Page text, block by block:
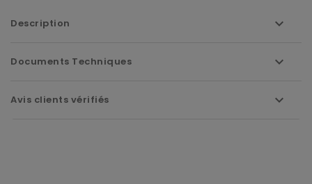
Description
Documents Techniques
Avis clients vérifiés